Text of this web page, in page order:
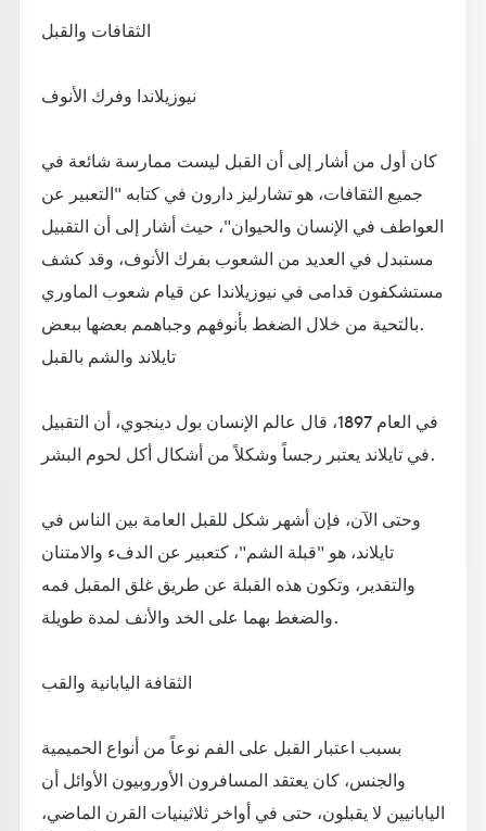
الثقافات والقبل
نيوزيلاندا وفرك الأنوف
كان أول من أشار إلى أن القبل ليست ممارسة شائعة في
جميع الثقافات، هو تشارليز دارون في كتابه "التعبير عن
العواطف في الإنسان والحيوان"، حيث أشار إلى أن التقبيل
مستبدل في العديد من الشعوب بفرك الأنوف، وقد كشف
مستشكفون قدامى في نيوزيلاندا عن قيام شعوب الماوري
بالتحية من خلال الضغط بأنوفهم وجباهمم بعضها ببعض.
تايلاند والشم بالقبل
في العام 1897، قال عالم الإنسان بول دينجوي، أن التقبيل
في تايلاند يعتبر رجساً وشكلاً من أشكال أكل لحوم البشر.
وحتى الآن، فإن أشهر شكل للقبل العامة بين الناس في
تايلاند، هو "قبلة الشم"، كتعبير عن الدفء والامتنان
والتقدير، وتكون هذه القبلة عن طريق غلق المقبل فمه
والضغط بهما على الخد والأنف لمدة طويلة.
الثقافة اليابانية والقب
بسبب اعتبار القبل على الفم نوعاً من أنواع الحميمية
والجنس، كان يعتقد المسافرون الأوروبيون الأوائل أن
اليابانيين لا يقبلون، حتى في أواخر ثلاثينيات القرن الماضي،